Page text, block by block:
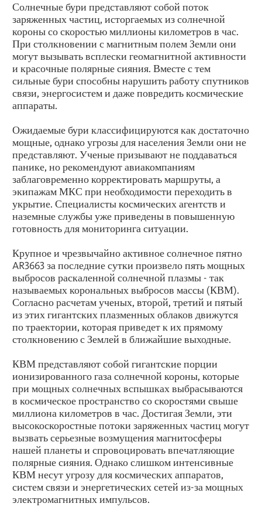
Солнечные бури представляют собой поток
заряженных частиц, исторгаемых из солнечной
короны со скоростью миллионы километров в час.
При столкновении с магнитным полем Земли они
могут вызывать всплески геомагнитной активности
и красочные полярные сияния. Вместе с тем
сильные бури способны нарушить работу спутников
связи, энергосистем и даже повредить космические
аппараты.
Ожидаемые бури классифицируются как достаточно
мощные, однако угрозы для населения Земли они не
представляют. Ученые призывают не поддаваться
панике, но рекомендуют авиакомпаниям
заблаговременно корректировать маршруты, а
экипажам МКС при необходимости переходить в
укрытие. Специалисты космических агентств и
наземные службы уже приведены в повышенную
готовность для мониторинга ситуации.
Крупное и чрезвычайно активное солнечное пятно
AR3663 за последние сутки произвело пять мощных
выбросов раскаленной солнечной плазмы - так
называемых корональных выбросов массы (КВМ).
Согласно расчетам ученых, второй, третий и пятый
из этих гигантских плазменных облаков движутся
по траектории, которая приведет к их прямому
столкновению с Землей в ближайшие выходные.
КВМ представляют собой гигантские порции
ионизированного газа солнечной короны, которые
при мощных солнечных вспышках выбрасываются
в космическое пространство со скоростями свыше
миллиона километров в час. Достигая Земли, эти
высокоскоростные потоки заряженных частиц могут
вызвать серьезные возмущения магнитосферы
нашей планеты и спровоцировать впечатляющие
полярные сияния. Однако слишком интенсивные
КВМ несут угрозу для космических аппаратов,
систем связи и энергетических сетей из-за мощных
электромагнитных импульсов.